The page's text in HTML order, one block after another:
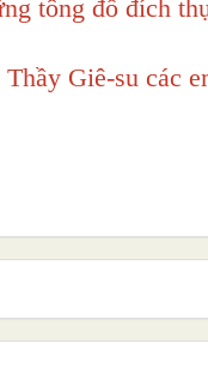
tông đồ đích
Giê-su các